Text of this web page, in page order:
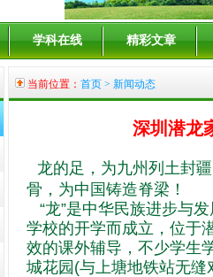
学科在线 精彩文章
当前位置： 首页 > 新闻动态
深圳潜龙
龙的足，为九州列土封
骨，为中国铸造脊梁！
“龙”是中华民族进步与
学校的开学而成立，位于
效的课外辅导，不少学生
城花园(与上塘地铁站无